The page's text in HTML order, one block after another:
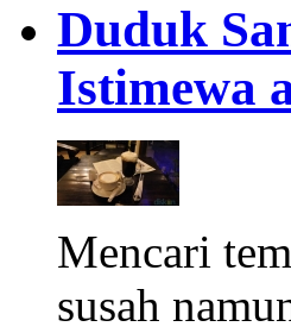
Duduk
Istimewa
Mencari
susah